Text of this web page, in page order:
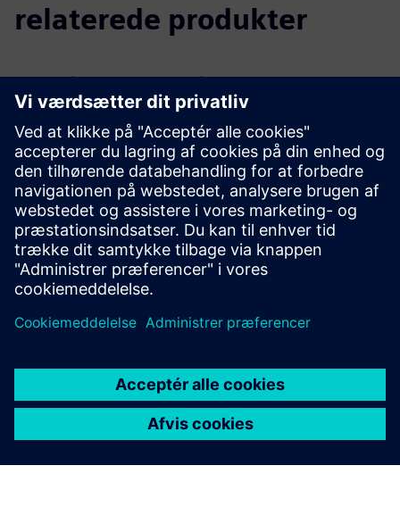
relaterede produkter
Yderligere oplysninger og
ressourcer
Markedsføringswebsted
E-handel
Forudsætninger
Ingen